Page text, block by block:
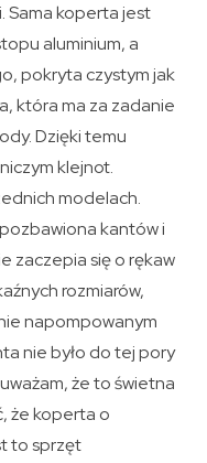
Sama koperta jest
aluminium, a
pokryta czystym jak
która ma za zadanie
Dzięki temu
klejnot.
modelach.
kantów i
zaczepia się o rękaw
rozmiarów,
napompowanym
nie było do tej pory
że to świetna
że koperta o
to sprzęt